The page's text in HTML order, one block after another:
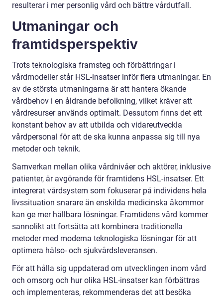
resulterar i mer personlig vård och bättre vårdutfall.
Utmaningar och
framtidsperspektiv
Trots teknologiska framsteg och förbättringar i
vårdmodeller står HSL-insatser inför flera utmaningar. En
av de största utmaningarna är att hantera ökande
vårdbehov i en åldrande befolkning, vilket kräver att
vårdresurser används optimalt. Dessutom finns det ett
konstant behov av att utbilda och vidareutveckla
vårdpersonal för att de ska kunna anpassa sig till nya
metoder och teknik.
Samverkan mellan olika vårdnivåer och aktörer, inklusive
patienter, är avgörande för framtidens HSL-insatser. Ett
integrerat vårdsystem som fokuserar på individens hela
livssituation snarare än enskilda medicinska åkommor
kan ge mer hållbara lösningar. Framtidens vård kommer
sannolikt att fortsätta att kombinera traditionella
metoder med moderna teknologiska lösningar för att
optimera hälso- och sjukvårdsleveransen.
För att hålla sig uppdaterad om utvecklingen inom vård
och omsorg och hur olika HSL-insatser kan förbättras
och implementeras, rekommenderas det att besöka